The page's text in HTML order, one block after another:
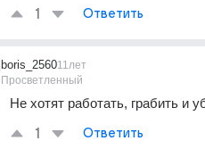
1 Ответить
boris_2560
Просветленный
11лет
Не хотят работать, грабить и
1 Ответить